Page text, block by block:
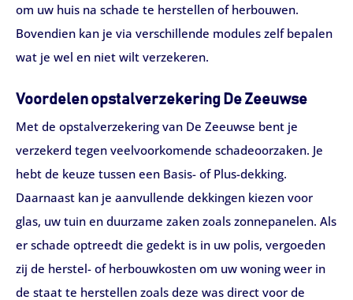
om uw huis na schade te herstellen of herbouwen.
Bovendien kan je via verschillende modules zelf bepalen
wat je wel en niet wilt verzekeren.
Voordelen opstalverzekering De Zeeuwse
Met de opstalverzekering van De Zeeuwse bent je
verzekerd tegen veelvoorkomende schadeoorzaken. Je
hebt de keuze tussen een Basis- of Plus-dekking.
Daarnaast kan je aanvullende dekkingen kiezen voor
glas, uw tuin en duurzame zaken zoals zonnepanelen. Als
er schade optreedt die gedekt is in uw polis, vergoeden
zij de herstel- of herbouwkosten om uw woning weer in
de staat te herstellen zoals deze was direct voor de